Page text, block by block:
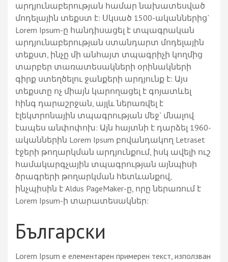
արդյունաբերության համար նախատեսված
մոդելային տեքստ է: Սկսած 1500-ականներից`
Lorem Ipsum-ը հանդիսացել է տպագրական
արդյունաբերության ստանդարտ մոդելային
տեքստ, ինչը մի անհայտ տպագրիչի կողմից
տարբեր տառատեսակների օրինակների
գիրք ստեղծելու ջանքերի արդյունք է: Այս
տեքստը ոչ միայն կարողացել է գոյատևել
հինգ դարաշրջան, այլև ներառվել է
էլեկտրոնային տպագրության մեջ` մնալով
էապես անփոփոխ: Այն հայտնի է դարձել 1960-
ականներին Lorem Ipsum բովանդակող Letraset
էջերի թողարկման արդյունքում, իսկ ավելի ուշ
համակարգչային տպագրության այնպիսի
ծրագրերի թողարկման հետևանքով,
ինչպիսին է Aldus PageMaker-ը, որը ներառում է
Lorem Ipsum-ի տարատեսակներ:
Български
Lorem Ipsum е елементарен примерен текст, използван